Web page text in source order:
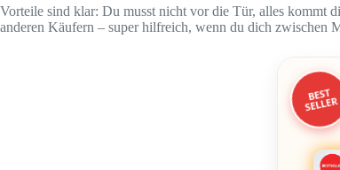
Vorteile sind klar: Du musst nicht vor die Tür, alles kommt
anderen Käufern – super hilfreich, wenn du dich zwischen
BEST
SELLER